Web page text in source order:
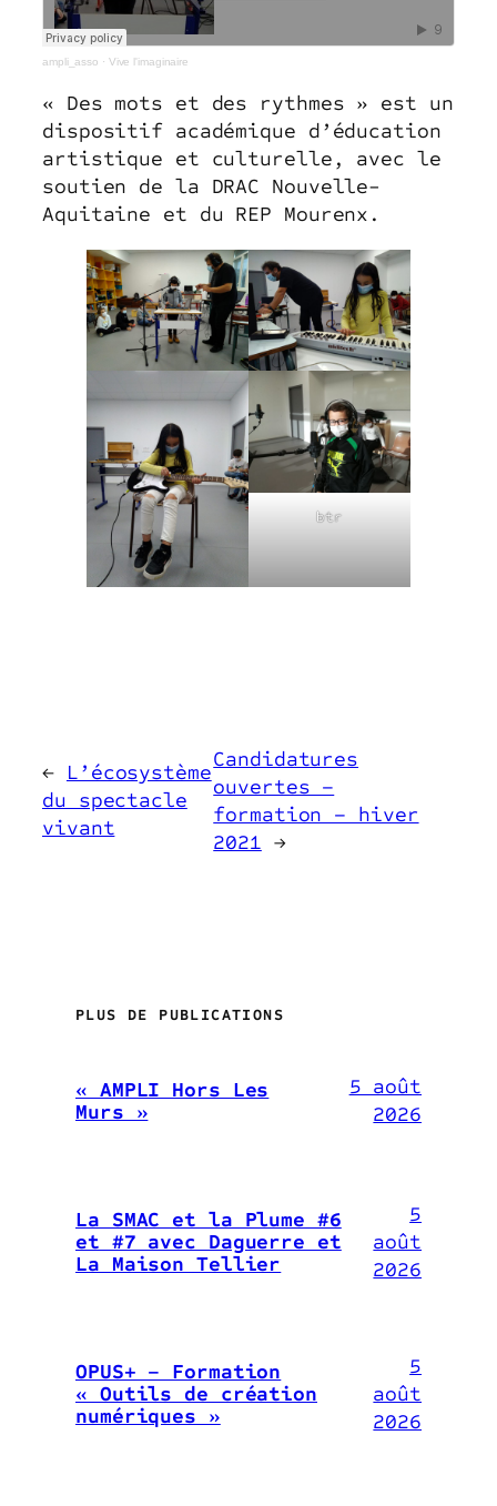
ampli_asso · Vive l'imaginaire
« Des mots et des rythmes » est un
dispositif académique d’éducation
artistique et culturelle, avec le
soutien de la DRAC Nouvelle-
Aquitaine et du REP Mourenx.
btr
← L’écosystème
du spectacle
vivant
Candidatures
ouvertes –
formation – hiver
2021 →
PLUS DE PUBLICATIONS
« AMPLI Hors Les
Murs »
5 août
2026
La SMAC et la Plume #6
et #7 avec Daguerre et
La Maison Tellier
5
août
2026
OPUS+ – Formation
« Outils de création
numériques »
5
août
2026